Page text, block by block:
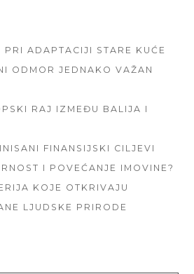
PRI ADAPTACIJI STARE KUĆE
ODMOR JEDNAKO VAŽAN
RAJ IZMEĐU BALIJA I
FINANSIJSKI CILJEVI
I POVEĆANJE IMOVINE?
KOJE OTKRIVAJU
LJUDSKE PRIRODE